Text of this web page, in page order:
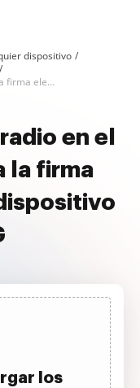
dispositivo
Insertar botón de opción en el documento para firma electrónica en LG
en el
la firma
los